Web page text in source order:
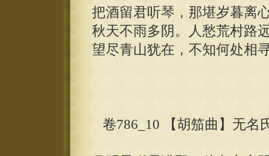
把酒留君听琴，那堪岁暮离
秋天不雨多阴。人愁荒村路
望尽青山犹在，不知何处相
卷786_10 【胡笳曲】无名